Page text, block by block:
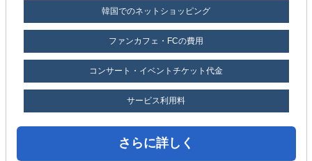
韓国でのネットショッピング
ファンカフェ・FCの費用
コンサート・イベントチケット代金
サービス利用料
さらに詳しく